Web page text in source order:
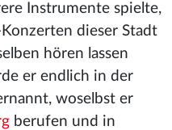
Instrumente spielte,
dieser Stadt
hören lassen
er endlich in der
woselbst er
berufen und in